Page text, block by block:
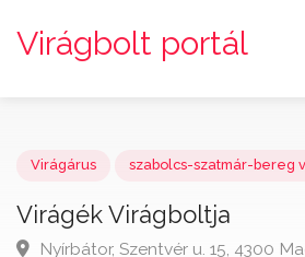
Virágbolt portál
Virágék Virágboltja